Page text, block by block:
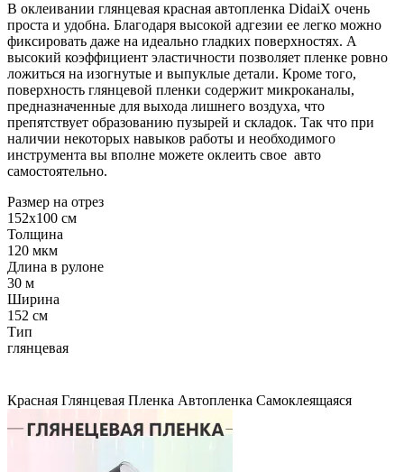
В оклеивании глянцевая красная автопленка DidaiX очень
проста и удобна. Благодаря высокой адгезии ее легко можно
фиксировать даже на идеально гладких поверхностях. А
высокий коэффициент эластичности позволяет пленке ровно
ложиться на изогнутые и выпуклые детали. Кроме того,
поверхность глянцевой пленки содержит микроканалы,
предназначенные для выхода лишнего воздуха, что
препятствует образованию пузырей и складок. Так что при
наличии некоторых навыков работы и необходимого
инструмента вы вполне можете оклеить свое авто
самостоятельно.
Размер на отрез
152x100 см
Толщина
120 мкм
Длина в рулоне
30 м
Ширина
152 см
Тип
глянцевая
Красная Глянцевая Пленка Автопленка Самоклеящаяся